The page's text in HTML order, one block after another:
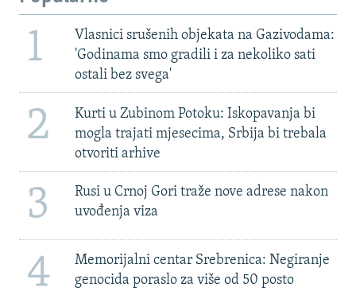
1
Vlasnici srušenih objekata na Gazivodama:
'Godinama smo gradili i za nekoliko sati
ostali bez svega'
2
Kurti u Zubinom Potoku: Iskopavanja bi
mogla trajati mjesecima, Srbija bi trebala
otvoriti arhive
3
Rusi u Crnoj Gori traže nove adrese nakon
uvođenja viza
4
Memorijalni centar Srebrenica: Negiranje
genocida poraslo za više od 50 posto